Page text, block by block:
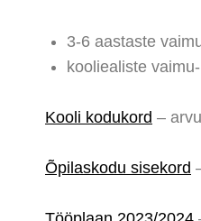
3-6 aastaste
kooliealiste
Kooli kodukord –
Õpilaskodu sisekord